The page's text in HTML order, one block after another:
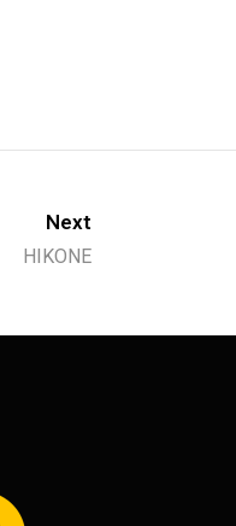
Next
HIKONE